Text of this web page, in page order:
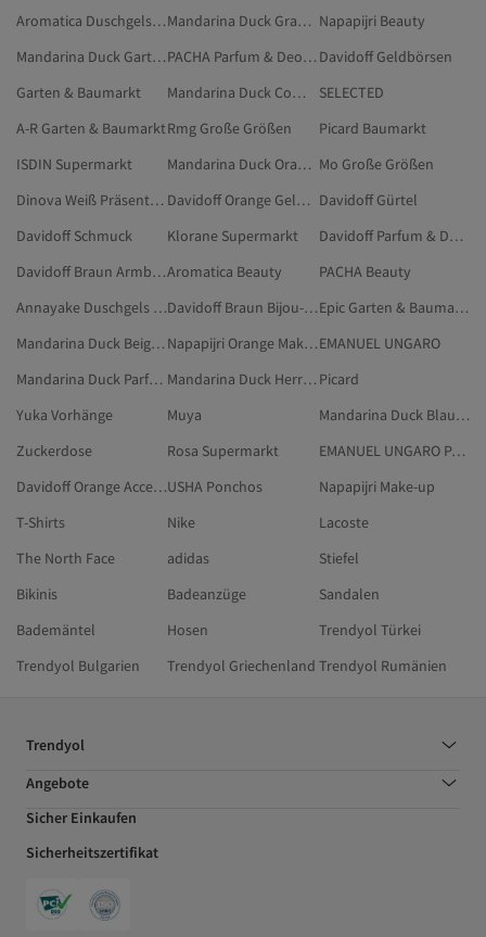
Aromatica Duschgels & Cremes
Mandarina Duck Grau Computer & Tablets Napapijri Beauty
Mandarina Duck Garten & Baumarkt
PACHA Parfum & Deodorant Davidoff Geldbörsen
Garten & Baumarkt
Mandarina Duck Computer & Tablets
SELECTED
A-R Garten & BaumarktRmg Große Größen
Picard Baumarkt
ISDIN Supermarkt
Mandarina Duck Orange Computer & Tablets Mo Große Größen
Dinova Weiß Präsentationsartikel Für Tee Und Kaffee
Davidoff Orange Geldbörsen Davidoff Gürtel
Davidoff Schmuck
Klorane Supermarkt
Davidoff Parfum & Deodorant
Davidoff Braun ArmbänderAromatica Beauty
PACHA Beauty
Annayake Duschgels & Cremes
Davidoff Braun Bijou-Armbänder
Epic Garten & Baumarkt
Mandarina Duck Beige Computer & Tablets
Napapijri Orange Make-upEMANUEL UNGARO
Mandarina Duck Parfum & Deodorant
Mandarina Duck Herren Computer & Tablets Picard
Yuka Vorhänge
Muya
Mandarina Duck Blau Computer & Tablets
Zuckerdose
Rosa Supermarkt
EMANUEL UNGARO Parfum & Deodorant
Davidoff Orange AccessoiresUSHA Ponchos
Napapijri Make-up
T-Shirts
Nike
Lacoste
The North Face
adidas
Stiefel
Bikinis
Badeanzüge
Sandalen
Bademäntel
Hosen
Trendyol Türkei
Trendyol Bulgarien
Trendyol Griechenland Trendyol Rumänien
Trendyol
Angebote
Sicher Einkaufen
Sicherheitszertifikat